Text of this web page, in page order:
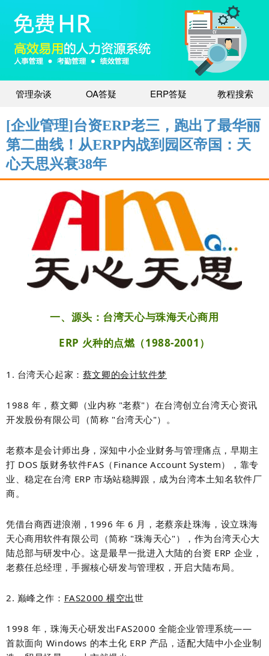
管理杂谈 OA答疑 ERP答疑 教程搜索
[企业管理]台资ERP老三，跑出了最华丽
第二曲线！从ERP内战到园区帝国：天
心天思兴衰38年
一、源头：台湾天心与珠海天心商用
ERP 火种的点燃（1988-2001）
1. 台湾天心起家： 蔡文卿的会计软件梦
1988 年，蔡文卿 （业内称 "老蔡"）在台湾创立台湾天心资讯
开发股份有限公司 （简称 "台湾天心"） 。
老蔡本是会计师出身，深知中小企业财务与管理痛点，早期主
打 DOS 版财务软件FAS（Finance Account System）
，靠专
业、稳定在台湾 ERP 市场站稳脚跟，成为台湾本土知名软件厂
商。
凭借台商西进浪潮，1996 年 6 月，老蔡亲赴珠海，设立珠海
天心商用软件有限公司 （简称 "珠海天心"），作为台湾天心大
陆总部与研发中心。这是最早一批进入大陆的台资 ERP 企业，
老蔡任总经理，手握核心研发与管理权，开启大陆布局。
2. 巅峰之作： FAS2000 横空出世
1998 年，珠海天心研发出FAS2000 全能企业管理系统——
首款面向 Windows 的本土化 ERP 产品，适配大陆中小企业制